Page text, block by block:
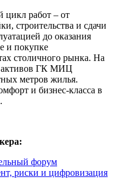
работ – от
строительства и сдачи
до оказания
и покупке
столичного рынка. На
активов ГК МИЦ
метров жилья.
и бизнес-класса в
форум
риски и цифровизация